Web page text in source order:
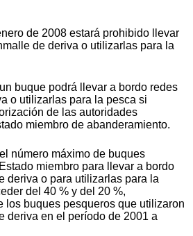
de 2008 estará prohibido llevar
de deriva o utilizarlas para la
buque podrá llevar a bordo redes
o utilizarlas para la pesca si
de las autoridades
miembro de abanderamiento.
número máximo de buques
miembro para llevar a bordo
deriva o para utilizarlas para la
del 40 % y del 20 %,
los buques pesqueros que utilizaron
deriva en el período de 2001 a